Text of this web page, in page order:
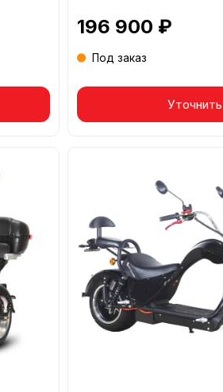
Товар в корзине
196 900 ₽
Под заказ
Уточнить